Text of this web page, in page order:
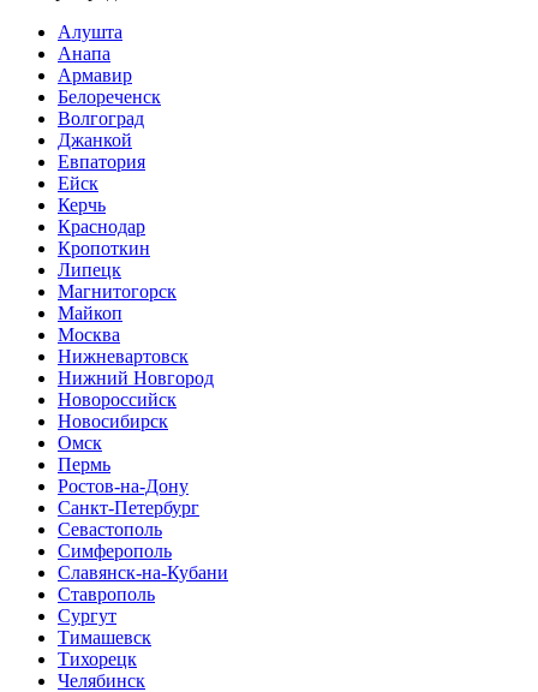
Алушта
Анапа
Армавир
Белореченск
Волгоград
Джанкой
Евпатория
Ейск
Керчь
Краснодар
Кропоткин
Липецк
Магнитогорск
Майкоп
Москва
Нижневартовск
Нижний Новгород
Новороссийск
Новосибирск
Омск
Пермь
Ростов-на-Дону
Санкт-Петербург
Севастополь
Симферополь
Славянск-на-Кубани
Ставрополь
Сургут
Тимашевск
Тихорецк
Челябинск